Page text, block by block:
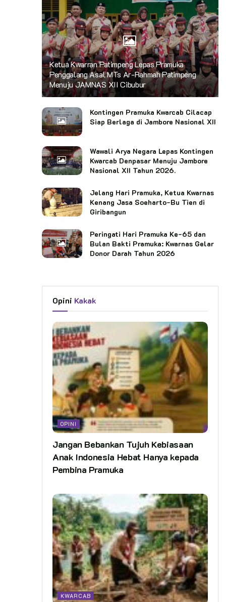
Ketua Kwarran Patimpeng Lepas Pramuka
Penggalang Asal MTs Ar-Rahmah Patimpeng
Menuju JAMNAS XII Cibubur
Kontingen Pramuka Kwarcab Cilacap
Siap Berlaga di Jambore Nasional XII
Wawali Arya Negara Lepas Kontingen
Kwarcab Denpasar Menuju Jambore
Nasional XII Tahun 2026.
Jelang Hari Pramuka, Ketua Kwarnas
Kenang Jasa Soeharto-Bu Tien di
Giribangun
Peringati Hari Pramuka Ke-65 dan
Bulan Bakti Pramuka: Kwarnas Gelar
Donor Darah Tahun 2026
Opini Kakak
OPINI
Jangan Bebankan Tujuh Kebiasaan
Anak Indonesia Hebat Hanya kepada
Pembina Pramuka
KWARCAB